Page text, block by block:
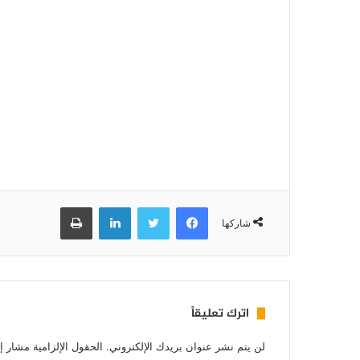
شاركها
فيسبوك تويتر لينكدإن طباعة
اترك تعليقاً
لن يتم نشر عنوان بريدك الإلكتروني. الحقول الإلزامية مشار